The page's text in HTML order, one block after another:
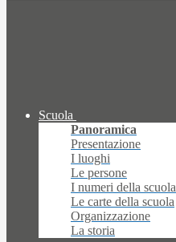
Scuola
Panoramica
Presentazione
I luoghi
Le persone
I numeri della scuola
Le carte della scuola
Organizzazione
La storia